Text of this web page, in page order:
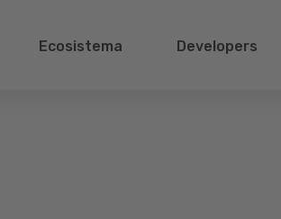
Ecosistema Developers